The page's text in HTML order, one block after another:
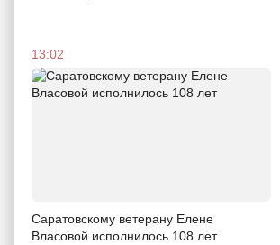
13:02
Саратовскому ветерану Елене
Власовой исполнилось 108 лет